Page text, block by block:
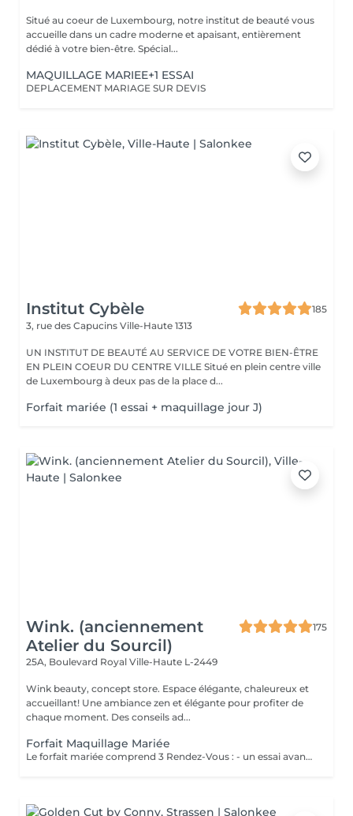
Situé au coeur de Luxembourg, notre institut de beauté vous
accueille dans un cadre moderne et apaisant, entièrement
dédié à votre bien-être. Spécial...
MAQUILLAGE MARIEE+1 ESSAI
DEPLACEMENT MARIAGE SUR DEVIS
Institut Cybèle
185
3, rue des Capucins Ville-Haute 1313
UN INSTITUT DE BEAUTÉ AU SERVICE DE VOTRE BIEN-ÊTRE
EN PLEIN COEUR DU CENTRE VILLE Situé en plein centre ville
de Luxembourg à deux pas de la place d...
Forfait mariée (1 essai + maquillage jour J)
Wink. (anciennement
Atelier du Sourcil)
175
25A, Boulevard Royal Ville-Haute L-2449
Wink beauty, concept store. Espace élégante, chaleureux et
accueillant! Une ambiance zen et élégante pour profiter de
chaque moment. Des conseils ad...
Forfait Maquillage Mariée
Le forfait mariée comprend 3 Rendez-Vous : - un essai avant la prestation du jour J ( Afin de déterminer vos besoins, vos envies, la thématique de cette journée ) - une épilation des sourcils ( Pour ouvrir, & sublimer le regard ) - Maquillage Jour J ( Réalisation du maquillage décidé lors du rendez-vous test )